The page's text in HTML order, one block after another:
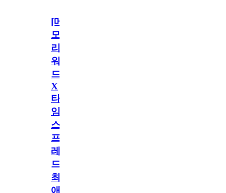
[메
모
리
워
드
X
타
임
스
프
레
드]
최
애